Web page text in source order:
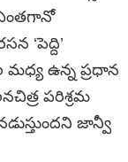
‘పెద్ది’
ఉన్న ప్రధాన
పరిశ్రమ
జాన్వీ